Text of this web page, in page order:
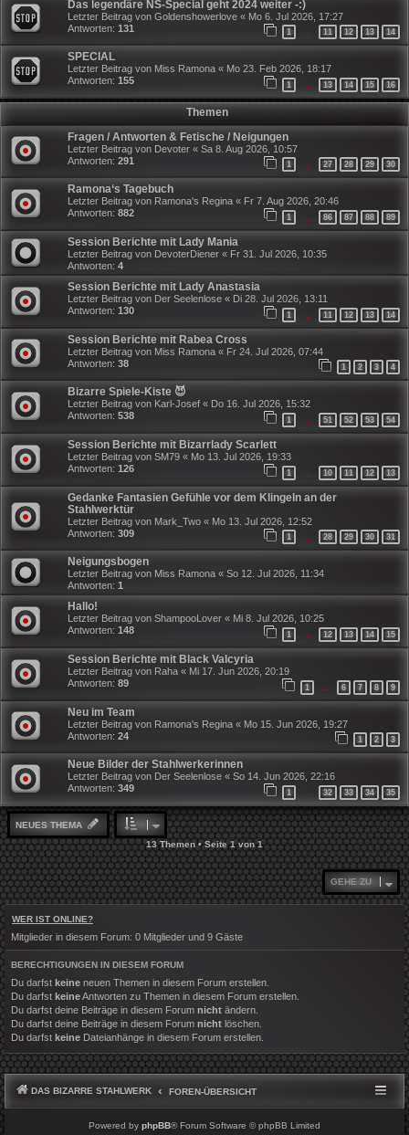
Das legendäre NS-Special geht 2024 weiter -:)
Letzter Beitrag von Goldenshowerlove « Mo 6. Jul 2026, 17:27
Antworten: 131 1 11 12 13 14
SPECIAL
Letzter Beitrag von Miss Ramona « Mo 23. Feb 2026, 18:17
Antworten: 155 1 … 13 14 15 16
Themen
Fragen / Antworten & Fetische / Neigungen
Letzter Beitrag von Devoter « Sa 8. Aug 2026, 10:57
Antworten: 291 1 27 28 29 30
Ramona‘s Tagebuch
Letzter Beitrag von Ramona's Regina « Fr 7. Aug 2026, 20:46
Antworten: 882 1 86 87 88 89
Session Berichte mit Lady Mania
Letzter Beitrag von DevoterDiener « Fr 31. Jul 2026, 10:35
Antworten: 4
Session Berichte mit Lady Anastasia
Letzter Beitrag von Der Seelenlose « Di 28. Jul 2026, 13:11
Antworten: 130 1 … 11 12 13 14
Session Berichte mit Rabea Cross
Letzter Beitrag von Miss Ramona « Fr 24. Jul 2026, 07:44
Antworten: 38 1 2 3 4
Bizarre Spiele-Kiste 😈
Letzter Beitrag von Karl-Josef « Do 16. Jul 2026, 15:32
Antworten: 538 1 51 52 53 54
Session Berichte mit Bizarrlady Scarlett
Letzter Beitrag von SM79 « Mo 13. Jul 2026, 19:33
Antworten: 126 1 … 10 11 12 13
Gedanke Fantasien Gefühle vor dem Klingeln an der
Stahlwerktür
Letzter Beitrag von Mark_Two « Mo 13. Jul 2026, 12:52
Antworten: 309 1 28 29 30 31
Neigungsbogen
Letzter Beitrag von Miss Ramona « So 12. Jul 2026, 11:34
Antworten: 1
Hallo!
Letzter Beitrag von ShampooLover « Mi 8. Jul 2026, 10:25
Antworten: 148 1 … 12 13 14 15
Session Berichte mit Black Valcyria
Letzter Beitrag von Raha « Mi 17. Jun 2026, 20:19
Antworten: 89 1 … 6 7 8 9
Neu im Team
Letzter Beitrag von Ramona's Regina « Mo 15. Jun 2026, 19:27
Antworten: 24 1 2 3
Neue Bilder der Stahlwerkerinnen
Letzter Beitrag von Der Seelenlose « So 14. Jun 2026, 22:16
Antworten: 349 1 … 32 33 34 35
NEUES THEMA
13 Themen • Seite1von1
GEHE ZU
WER IST ONLINE?
Mitglieder in diesem Forum: 0 Mitglieder und 9 Gäste
BERECHTIGUNGEN IN DIESEM FORUM
Du darfst keine neuen Themen in diesem Forum erstellen.
Du darfst keineAntworten zu Themen in diesem Forum erstellen.
Du darfst deine Beiträge in diesem Forum nicht ändern.
Du darfst deine Beiträge in diesem Forum nicht löschen.
Du darfst keine Dateianhänge in diesem Forum erstellen.
DAS BIZARRE STAHLWERK FOREN-ÜBERSICHT
Powered by phpBB® Forum Software © phpBB Limited